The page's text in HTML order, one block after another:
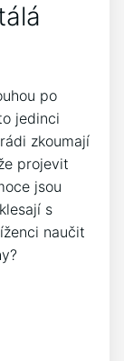
po
jedinci
zkoumají
projevit
jsou
s
naučit